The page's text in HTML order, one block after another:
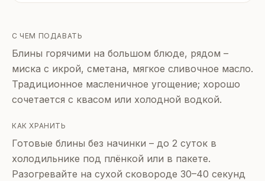
С ЧЕМ ПОДАВАТЬ
Блины горячими на большом блюде, рядом –
миска с икрой, сметана, мягкое сливочное масло.
Традиционное масленичное угощение; хорошо
сочетается с квасом или холодной водкой.
КАК ХРАНИТЬ
Готовые блины без начинки – до 2 суток в
холодильнике под плёнкой или в пакете.
Разогревайте на сухой сковороде 30–40 секунд